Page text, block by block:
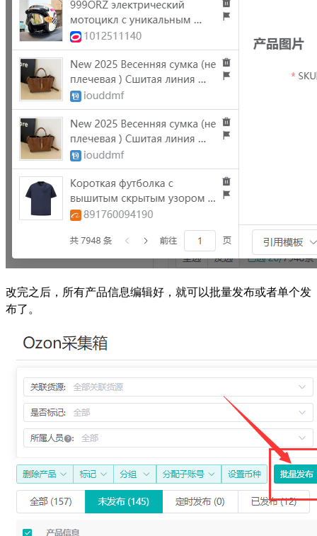
改完之后，所有产品信息编辑好，就可以批量发布或者单个发
布了。